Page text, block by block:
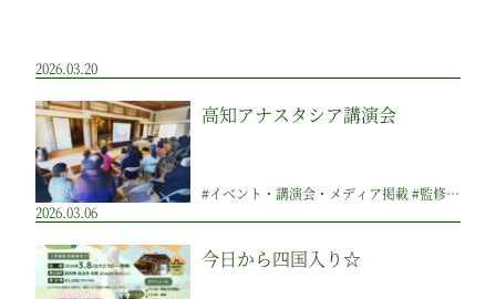
2026.03.20
高知アナスタシア講演会
#イベント・講演会・メディア掲載 #監修のつぶやき
2026.03.06
今日から四国入り☆